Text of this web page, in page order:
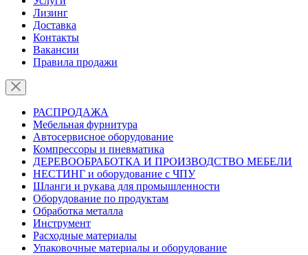
Лизинг
Доставка
Контакты
Вакансии
Правила продажи
РАСПРОДАЖА
Мебельная фурнитура
Автосервисное оборудование
Компрессоры и пневматика
ДЕРЕВООБРАБОТКА И ПРОИЗВОДСТВО МЕБЕЛИ
НЕСТИНГ и оборудование с ЧПУ
Шланги и рукава для промышленности
Оборудование по продуктам
Обработка металла
Инструмент
Расходные материалы
Упаковочные материалы и оборудование